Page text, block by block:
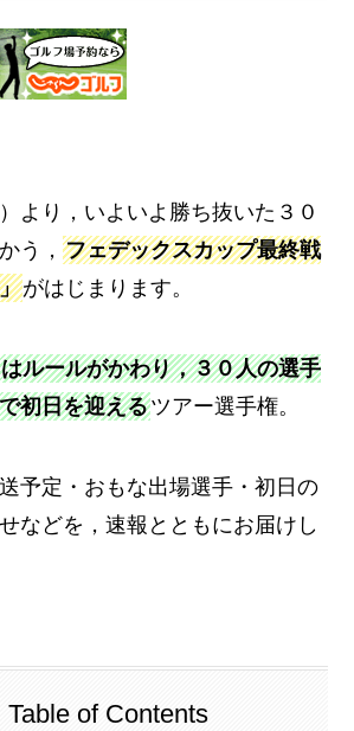
より，いよいよ勝ち抜いた３０
う，フェデックスカップ最終戦
がはじまります。
ルールがかわり，３０人の選手
初日を迎えるツアー選手権。
予定・おもな出場選手・初日の
などを，速報とともにお届けし
Table of Contents